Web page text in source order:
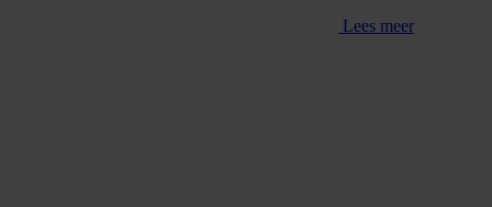
Lees meer